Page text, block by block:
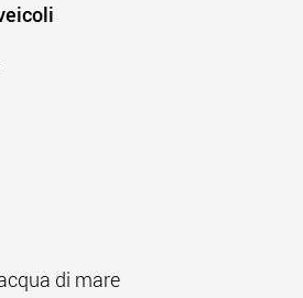
di mare